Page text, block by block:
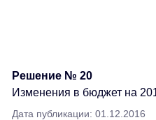
Решение № 20
Изменения в бюджет на
Дата публикации: 01.12.2016